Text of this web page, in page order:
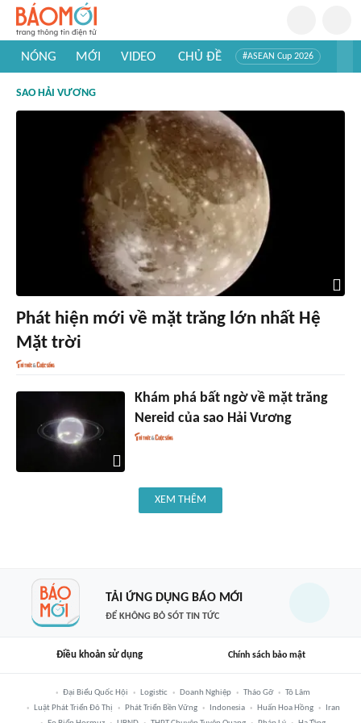
NÓNG MỚI VIDEO CHỦ ĐỀ #ASEAN Cup 2026
#Khám phá thế giới
SAO HẢI VƯƠNG
Phát hiện mới về mặt trăng lớn nhất Hệ
Mặt trời
Khám phá bất ngờ về mặt trăng
Nereid của sao Hải Vương
XEM THÊM
TẢI ỨNG DỤNG BÁO MỚI
ĐỂ KHÔNG BỎ SÓT TIN TỨC
Điều khoản sử dụng Chính sách bảo mật
Đại Biểu Quốc Hội Logistic Doanh Nghiệp Tháo Gỡ
Tô Lâm
Luật Phát Triển Đô Thị
Phát Triển Bền Vững Indonesia Huấn Hoa Hồng
Iran